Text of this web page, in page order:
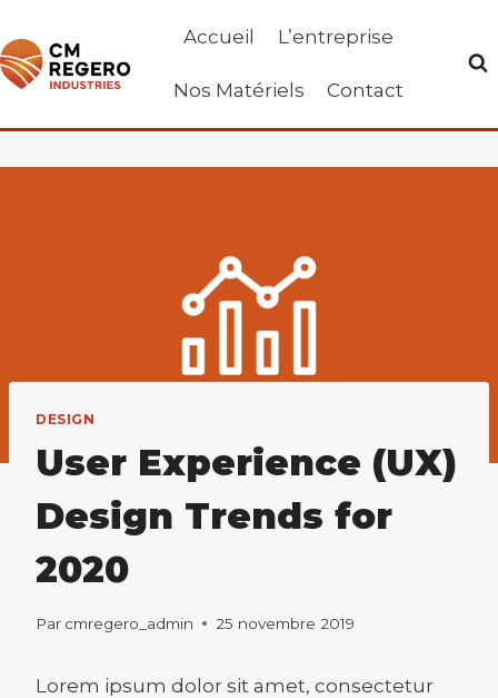
au
contenu
Accueil L’entreprise
Nos Matériels Contact
DESIGN
User Experience (UX)
Design Trends for
2020
Par cmregero_admin 25 novembre 2019
Lorem ipsum dolor sit amet, consectetur